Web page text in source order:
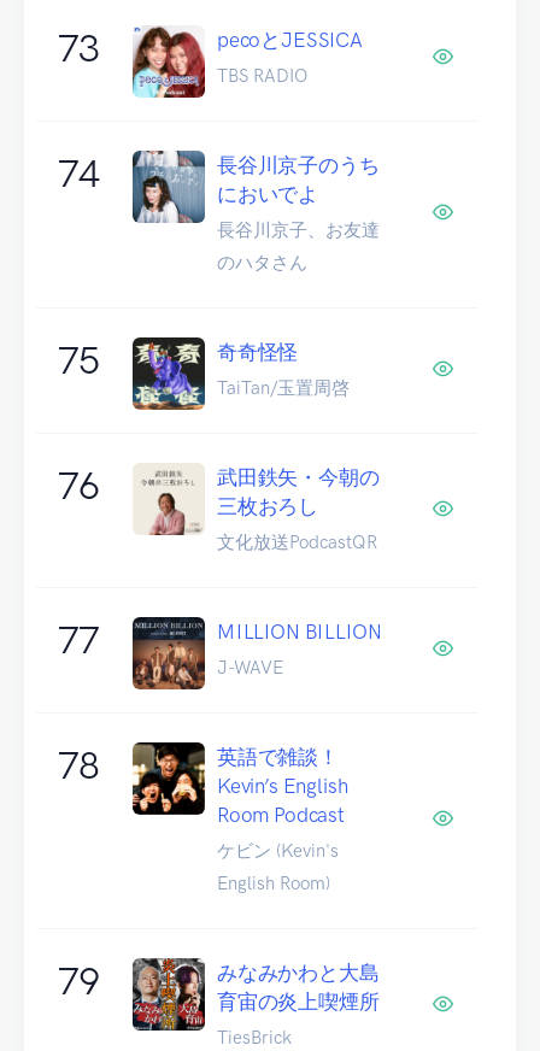
73 pecoとJESSICA
TBS RADIO
74
長谷川京子のうち
においでよ
長谷川京子、お友達
のハタさん
75 奇奇怪怪
TaiTan/玉置周啓
76
武田鉄矢・今朝の
三枚おろし
文化放送PodcastQR
77 MILLION BILLION
J-WAVE
78
英語で雑談！
Kevin’s English
Room Podcast
ケビン (Kevin's
English Room)
79
みなみかわと大島
育宙の炎上喫煙所
TiesBrick